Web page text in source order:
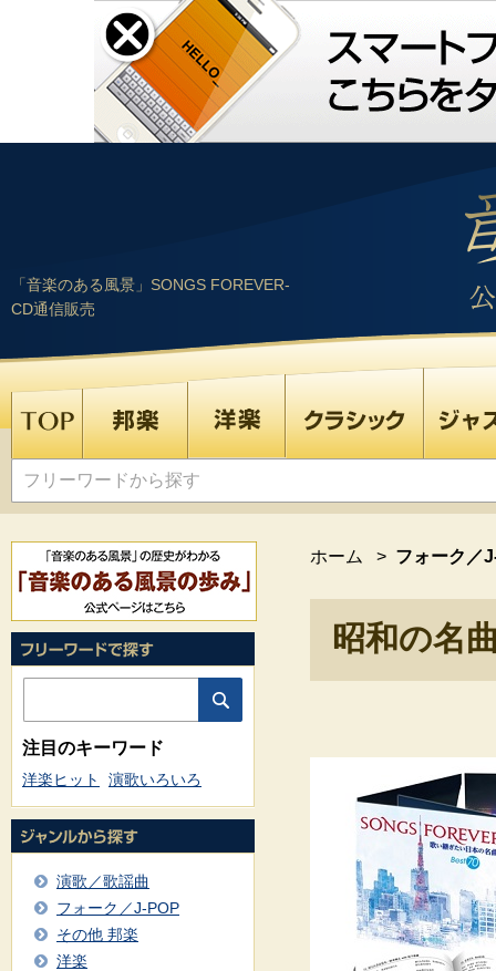
「音楽のある風景」SONGS FOREVER-
CD通信販売
ホーム > フォーク／
昭和の名
注目のキーワード
洋楽ヒット 演歌いろいろ
演歌／歌謡曲
フォーク／J-POP
その他 邦楽
洋楽